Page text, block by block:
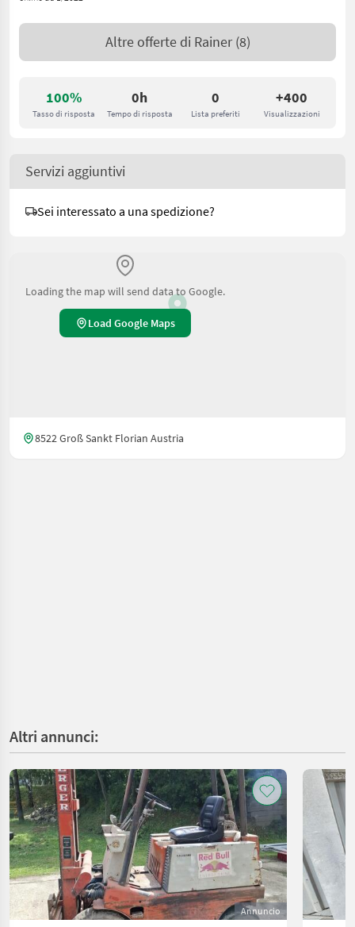
100%
Tasso di risposta
0h
Tempo di risposta
0
Lista preferiti
+400
Visualizzazioni
Altre offerte di Rainer (8)
Servizi aggiuntivi
Sei interessato a una spedizione?
Loading the map will send data to Google.
Load Google Maps
8522 Groß Sankt Florian Austria
Altri annunci:
Annuncio